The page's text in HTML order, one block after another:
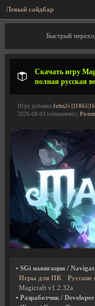
Левый сайдбар
Быстрый
Скачать игру
полная русская
Игру добавил John2s
2026-08-03 (обновлено) |
• SGi навигация /
Игры для ПК
Русские
Magicraft v1.2.32a
• Разработчик /